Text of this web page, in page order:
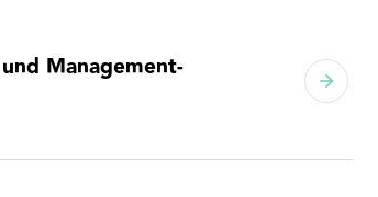
Management-